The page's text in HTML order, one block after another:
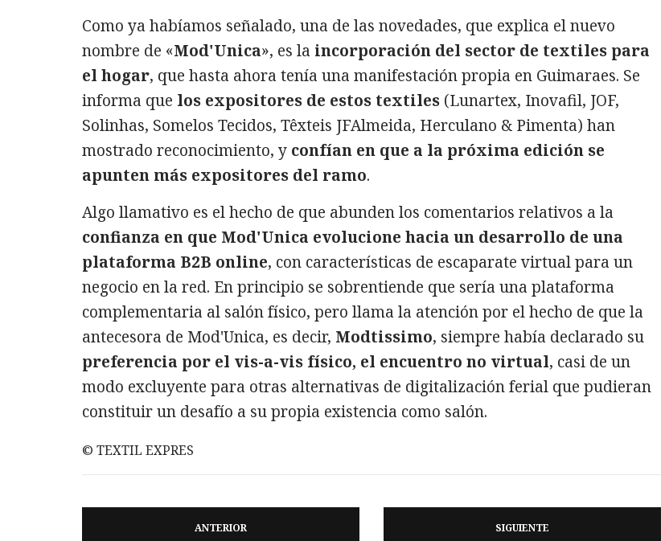
Como ya habíamos señalado, una de las novedades, que explica el nuevo
nombre de «Mod'Unica», es la incorporación del sector de textiles para
el hogar, que hasta ahora tenía una manifestación propia en Guimaraes. Se
informa que los expositores de estos textiles(Lunartex, Inovafil, JOF,
Solinhas, Somelos Tecidos, Têxteis JFAlmeida, Herculano & Pimenta) han
mostrado reconocimiento, y confían en que a la próxima edición se
apunten más expositores del ramo.
Algo llamativo es el hecho de que abunden los comentarios relativos a la
confianza en que Mod'Unica evolucione hacia un desarrollo de una
plataforma B2B online, con características de escaparate virtual para un
negocio en la red. En principio se sobrentiende que sería una plataforma
complementaria al salón físico, pero llama la atención por el hecho de que la
antecesora de Mod'Unica, es decir, Modtissimo, siempre había declarado su
preferencia por el vis-a-vis físico, el encuentro no virtual, casi de un
modo excluyente para otras alternativas de digitalización ferial que pudieran
constituir un desafío a su propia existencia como salón.
© TEXTIL EXPRES
ANTERIOR SIGUIENTE